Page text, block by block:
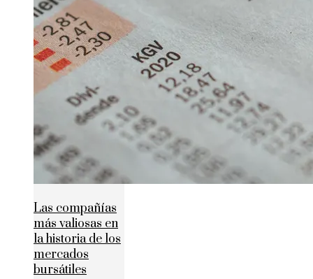
Las compañías
más valiosas en
la historia de los
mercados
bursátiles